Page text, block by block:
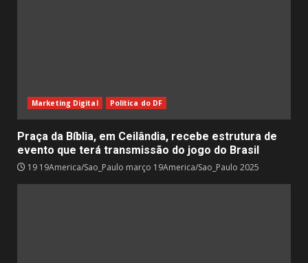
Marketing Digital Política do DF
Praça da Bíblia, em Ceilândia, recebe estrutura de
evento que terá transmissão do jogo do Brasil
19 19America/Sao_Paulo março 19America/Sao_Paulo 2025